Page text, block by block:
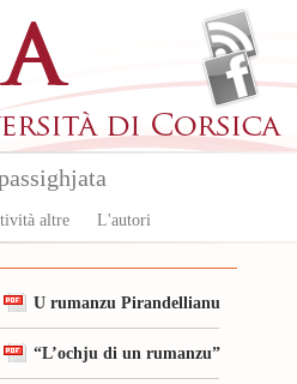
altre L'autori
U rumanzu Pirandellianu
“L’ochju di un rumanzu”